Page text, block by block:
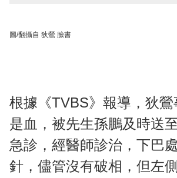
圖/翻攝自 狄鶯 臉書
根據《TVBS》報導，狄
是血，被先生孫鵬及時送
急診，經醫師診治，下巴
針，儘管沒有破相，但左